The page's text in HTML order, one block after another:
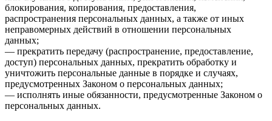
блокирования, копирования, предоставления,
распространения персональных данных, а также от иных
неправомерных действий в отношении персональных
данных;
— прекратить передачу (распространение, предоставление,
доступ) персональных данных, прекратить обработку и
уничтожить персональные данные в порядке и случаях,
предусмотренных Законом о персональных данных;
— исполнять иные обязанности, предусмотренные Законом о
персональных данных.